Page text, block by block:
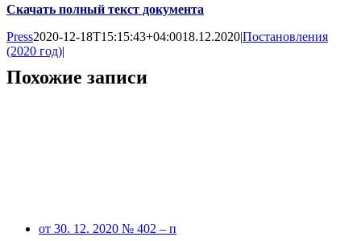
Скачать полный текст документа
Press2020-12-18T15:15:43+04:0018.12.2020|Постановления
(2020 год)|
Похожие записи
от 30. 12. 2020 № 402 – п